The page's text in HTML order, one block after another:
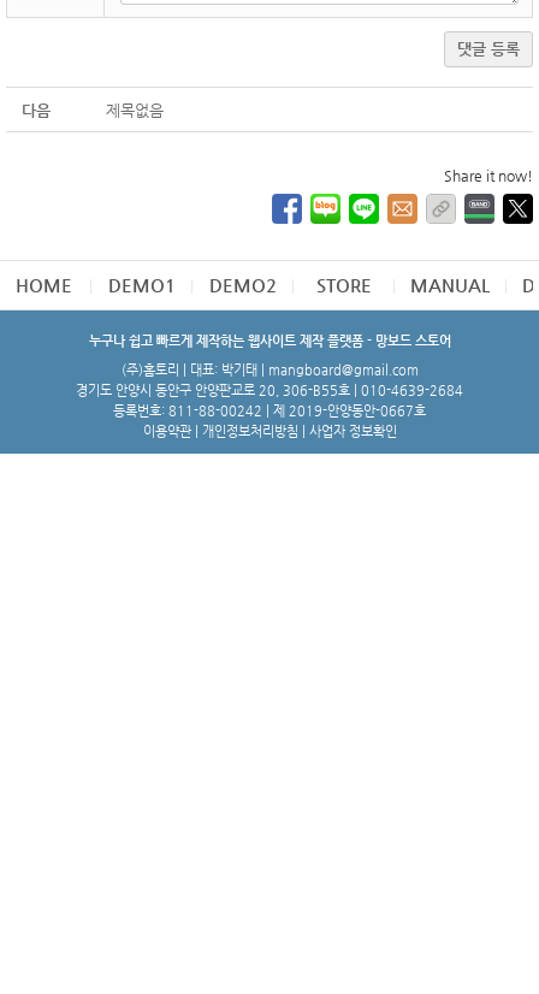
댓글 등록
다음 제목없음
Share it now!
HOME DEMO1 DEMO2 STORE MANUAL
누구나 쉽고 빠르게 제작하는 웹사이트 제작 플랫폼 - 망보드 스토어
(주)홈토리 | 대표: 박기태 | mangboard@gmail.com
경기도 안양시 동안구 안양판교로 20, 306-B55호 | 010-4639-2684
등록번호: 811-88-00242 | 제 2019-안양동안-0667호
이용약관| 개인정보처리방침 사업자 정보확인